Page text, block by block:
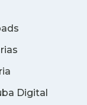
Digital